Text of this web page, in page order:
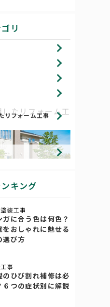
リ
リフォーム工事
キング
装工事
ガに合う色は何色？
をおしゃれに魅せる
選び方
事
のひび割れ補修は必
６つの症状別に解説